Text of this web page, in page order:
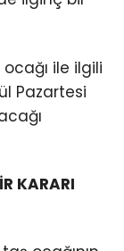
ile ilgili
Pazartesi
KARARI